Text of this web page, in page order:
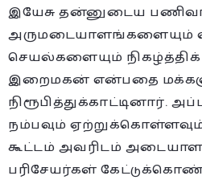
இயேசு தன்னுடைய
அருமடையாளங்களையும்
செயல்களையும்
இறைமகன் என்பதை
நிரூபித்துக்காட்டினார்.
நம்பவும் ஏற்றுக்கொள்ளவும்
கூட்டம் அவரிடம்
பரிசேயர்கள்